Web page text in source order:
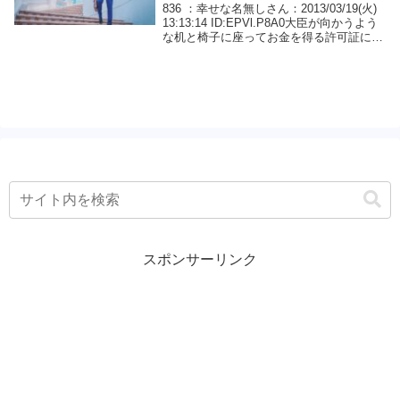
晩続けてたらロト６当選しました
836 ：幸せな名無しさん：2013/03/19(火)
13:13:14 ID:EPVl.P8A0大臣が向かうよう
な机と椅子に座ってお金を得る許可証にハ
スポンサーリンク